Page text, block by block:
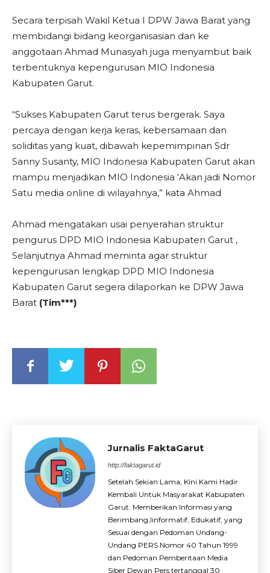
Secara terpisah Wakil Ketua I DPW Jawa Barat yang
membidangi bidang keorganisasian dan ke
anggotaan Ahmad Munasyah juga menyambut baik
terbentuknya kepengurusan MIO Indonesia
Kabupaten Garut.
“Sukses Kabupaten Garut terus bergerak. Saya
percaya dengan kerja keras, kebersamaan dan
soliditas yang kuat, dibawah kepemimpinan Sdr
Sanny Susanty, MIO Indonesia Kabupaten Garut akan
mampu menjadikan MIO Indonesia ‘Akan jadi Nomor
Satu media online di wilayahnya,” kata Ahmad
Ahmad mengatakan usai penyerahan struktur
pengurus DPD MIO Indonesia Kabupaten Garut ,
Selanjutnya Ahmad meminta agar struktur
kepengurusan lengkap DPD MIO Indonesia
Kabupaten Garut segera dilaporkan ke DPW Jawa
Barat (Tim***)
Jurnalis FaktaGarut
http://faktagarut.id
Setelah Sekian Lama, Kini Kami Hadir
Kembali Untuk Masyarakat Kabupaten
Garut. Memberikan Informasi yang
Berimbang,Iinformatif, Edukatif, yang
Sesuai dengan Pedoman Undang-
Undang PERS Nomor 40 Tahun 1999
dan Pedoman Pemberitaan Media
Siber Dewan Pers tertanggal 30